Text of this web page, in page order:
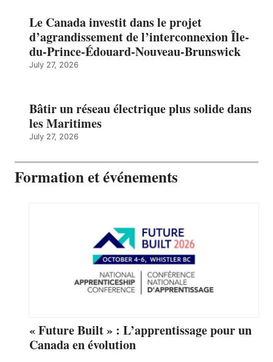
Le Canada investit dans le projet
d’agrandissement de l’interconnexion Île-
du-Prince-Édouard-Nouveau-Brunswick
July 27, 2026
Bâtir un réseau électrique plus solide dans
les Maritimes
July 27, 2026
Formation et événements
« Future Built » : L’apprentissage pour un
Canada en évolution